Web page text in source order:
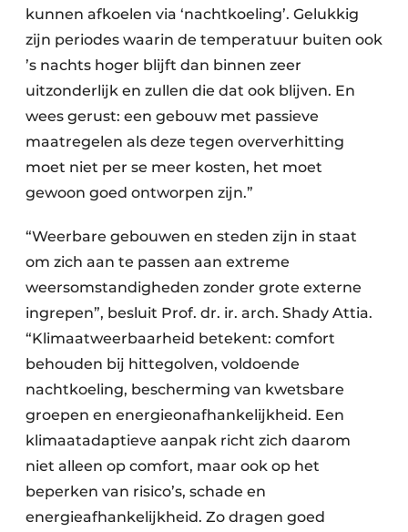
kunnen afkoelen via ‘nachtkoeling’. Gelukkig
zijn periodes waarin de temperatuur buiten ook
’s nachts hoger blijft dan binnen zeer
uitzonderlijk en zullen die dat ook blijven. En
wees gerust: een gebouw met passieve
maatregelen als deze tegen oververhitting
moet niet per se meer kosten, het moet
gewoon goed ontworpen zijn.”
“Weerbare gebouwen en steden zijn in staat
om zich aan te passen aan extreme
weersomstandigheden zonder grote externe
ingrepen”, besluit Prof. dr. ir. arch. Shady Attia.
“Klimaatweerbaarheid betekent: comfort
behouden bij hittegolven, voldoende
nachtkoeling, bescherming van kwetsbare
groepen en energieonafhankelijkheid. Een
klimaatadaptieve aanpak richt zich daarom
niet alleen op comfort, maar ook op het
beperken van risico’s, schade en
energieafhankelijkheid. Zo dragen goed